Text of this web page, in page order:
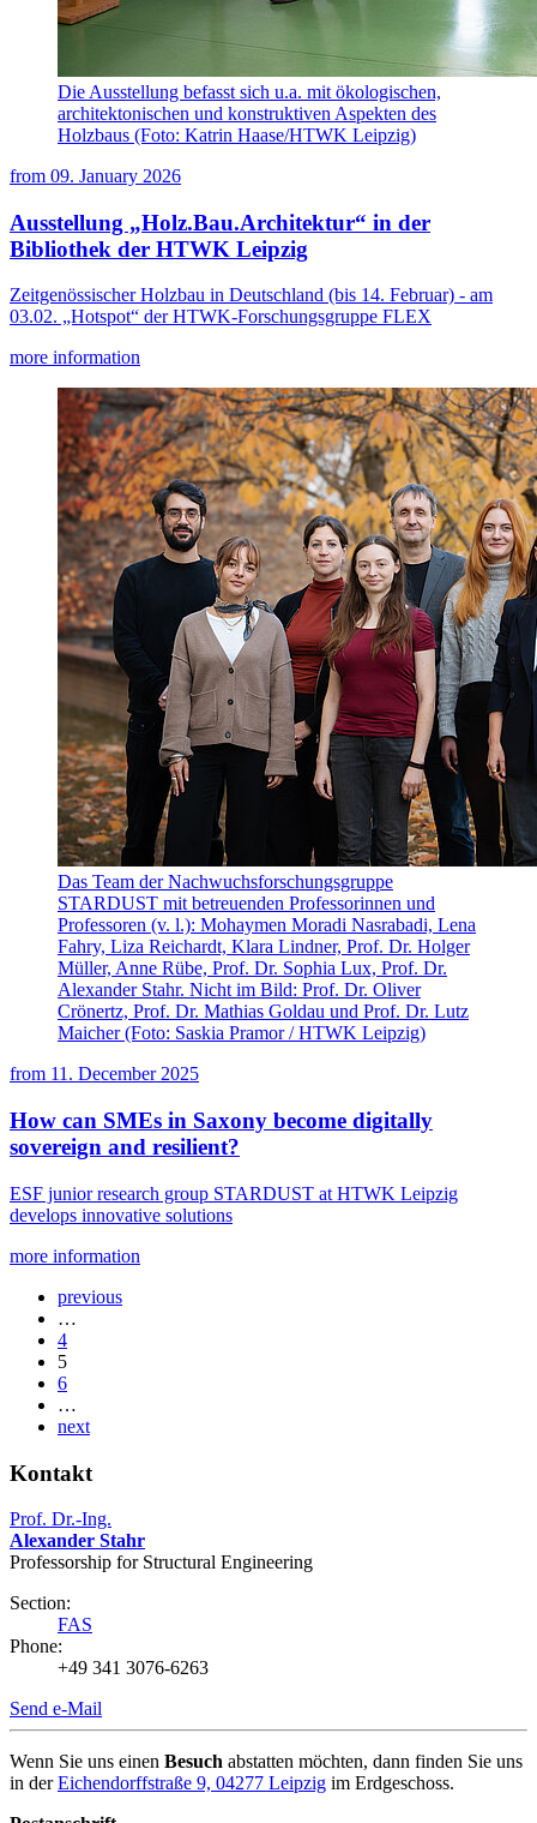
Die Ausstellung befasst sich u.a. mit ökologischen,
architektonischen und konstruktiven Aspekten des
Holzbaus (Foto: Katrin Haase/HTWK Leipzig)
from 09. January 2026
Ausstellung „Holz.Bau.Architektur“ in der
Bibliothek der HTWK Leipzig
Zeitgenössischer Holzbau in Deutschland (bis 14. Februar) - am
03.02. „Hotspot“ der HTWK-Forschungsgruppe FLEX
more information
Das Team der Nachwuchsforschungsgruppe
STARDUST mit betreuenden Professorinnen und
Professoren (v. l.): Mohaymen Moradi Nasrabadi, Lena
Fahry, Liza Reichardt, Klara Lindner, Prof. Dr. Holger
Müller, Anne Rübe, Prof. Dr. Sophia Lux, Prof. Dr.
Alexander Stahr. Nicht im Bild: Prof. Dr. Oliver
Crönertz, Prof. Dr. Mathias Goldau und Prof. Dr. Lutz
Maicher (Foto: Saskia Pramor / HTWK Leipzig)
from 11. December 2025
How can SMEs in Saxony become digitally
sovereign and resilient?
ESF junior research group STARDUST at HTWK Leipzig
develops innovative solutions
more information
previous
…
4
5
6
…
next
Kontakt
Prof. Dr.-Ing.
Alexander Stahr
Professorship for Structural Engineering
Section:
FAS
Phone:
+49 341 3076-6263
Send e-Mail
Wenn Sie uns einen Besuch abstatten möchten, dann finden Sie uns
in derEichendorffstraße 9, 04277 Leipzig im Erdgeschoss.